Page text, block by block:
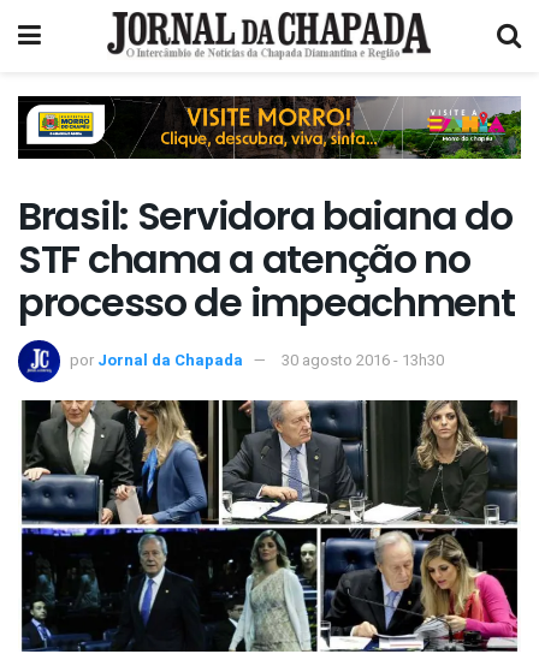
Brasil: Servidora baiana do
STF chama a atenção no
processo de impeachment
por Jornal da Chapada 30 agosto 2016 - 13h30